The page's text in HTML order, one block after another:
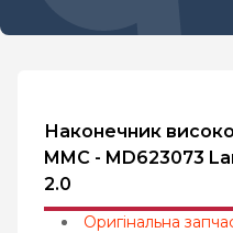
Наконечник
MMC - MD623073
2.0
Оригінальна